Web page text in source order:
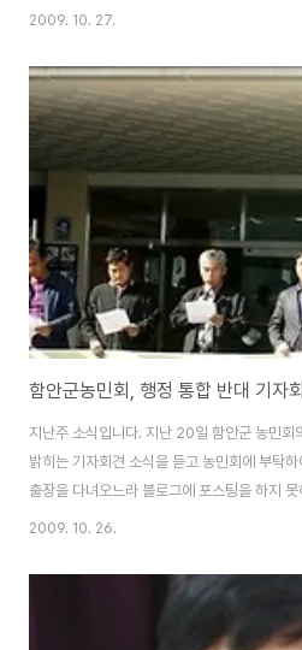
현수막을 단속하겠다는 방침을 밝혔는데도 불
▲ 통합의 장단점을 따져보 말고 모든 통합 모
막. “어디라도 좋다 무조건 통합해야한다.” “
다.” “가능한 지역끼리라도 통합하자” “통합
장에 따라 다양한 여러 주장들이 쏟아져 나오
합 건의안을 제출할 때까지만 하..
2009. 10. 27.
함안군농민회, 행정 통합 반대 기자
지난주 소식입니다. 지난 20일 함안군 농민회
밝히는 기자회견 소식을 듣고 농민회에 부탁
출장을 다녀오느라 블로그에 포스팅을 하지
녀와서 확인해보니 행정구역 통합문제에 대하
들에게 알려지지 못한 것 같아 늦었지만 블로
포스팅합니다. 함안군 농민회 회원들이 지난
청 현관에서 "행정구역 통합에 관한 함안군 농
2009. 10. 26.